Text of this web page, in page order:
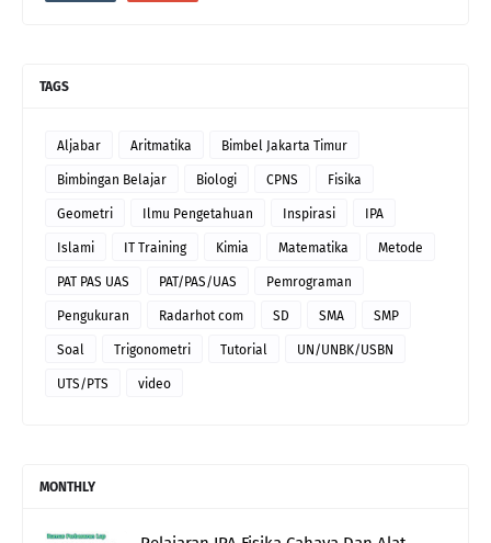
TAGS
Aljabar Aritmatika Bimbel Jakarta Timur
Bimbingan Belajar Biologi CPNS Fisika
Geometri Ilmu Pengetahuan Inspirasi IPA
Islami IT Training Kimia Matematika Metode
PAT PAS UAS PAT/PAS/UAS Pemrograman
Pengukuran Radarhot com SD SMA SMP
Soal Trigonometri Tutorial UN/UNBK/USBN
UTS/PTS video
MONTHLY